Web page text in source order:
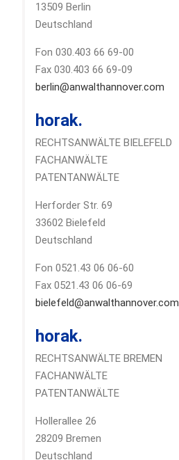
13509 Berlin
Deutschland
Fon 030.403 66 69-00
Fax 030.403 66 69-09
berlin@anwalthannover.com
horak.
RECHTSANWÄLTE BIELEFELD
FACHANWÄLTE
PATENTANWÄLTE
Herforder Str. 69
33602 Bielefeld
Deutschland
Fon 0521.43 06 06-60
Fax 0521.43 06 06-69
bielefeld@anwalthannover.com
horak.
RECHTSANWÄLTE BREMEN
FACHANWÄLTE
PATENTANWÄLTE
Hollerallee 26
28209 Bremen
Deutschland